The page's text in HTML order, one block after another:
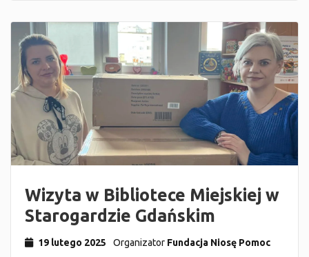
Wizyta w Bibliotece Miejskiej w
Starogardzie Gdańskim
19 lutego 2025 Organizator Fundacja Niosę Pomoc